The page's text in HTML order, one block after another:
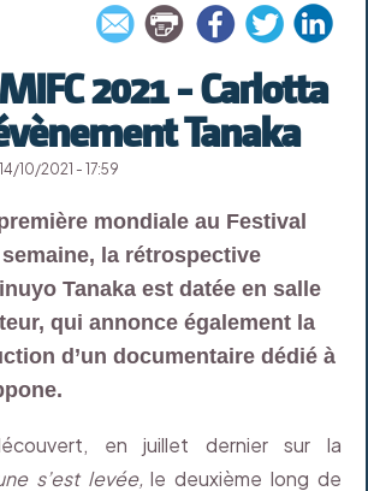
2021 - Carlotta
Tanaka
10/2021 - 17:59
mondiale au Festival
la rétrospective
Tanaka est datée en salle
qui annonce également la
d’un documentaire dédié à
en juillet dernier sur la
s’est levée,le deuxième long de